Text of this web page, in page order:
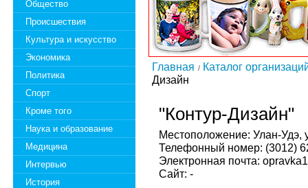
Общество
Происшествия
Культура и искусство
Экономика
Политика
Спорт
Кроме того
Наука и образование
Медицина
Интервью
История
Главная
Каталог
Дизайн
"Контур-Дизайн"
Местоположение: Улан-Удэ,
Телефонный номер: (3012)
Электронная почта:
Сайт: -